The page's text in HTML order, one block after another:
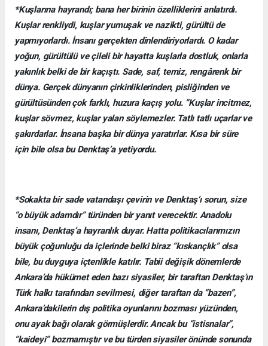
*Kuşlarına hayrandı; bana her birinin özelliklerini anlatırdı.
Kuşlar renkliydi, kuşlar yumuşak ve nazikti, gürültü de
yapmıyorlardı. İnsanı gerçekten dinlendiriyorlardı. O kadar
yoğun, gürültülü ve çileli bir hayatta kuşlarla dostluk, onlarla
yakınlık belki de bir kaçıştı. Sade, saf, temiz, rengârenk bir
dünya. Gerçek dünyanın çirkinliklerinden, pisliğinden ve
gürültüsünden çok farklı, huzura kaçış yolu. “Kuşlar incitmez,
kuşlar sövmez, kuşlar yalan söylemezler. Tatlı tatlı uçarlar ve
şakırdarlar. İnsana başka bir dünya yaratırlar. Kısa bir süre
için bile olsa bu Denktaş’a yetiyordu.
*Sokakta bir sade vatandaşı çevirin ve Denktaş’ı sorun, size
“o büyük adamdır” türünden bir yanıt verecektir. Anadolu
insanı, Denktaş’a hayranlık duyar. Hatta politikacılarımızın
büyük çoğunluğu da içlerinde belki biraz “kıskançlık” olsa
bile, bu duyguya içtenlikle katılır. Tabii değişik dönemlerde
Ankara’da hükümet eden bazı siyasiler, bir taraftan Denktaş’ın
Türk halkı tarafından sevilmesi, diğer taraftan da “bazen”,
Ankara’dakilerin dış politika oyunlarını bozması yüzünden,
onu ayak bağı olarak görmüşlerdir. Ancak bu “istisnalar”,
“kaideyi” bozmamıştır ve bu türden siyasiler önünde sonunda